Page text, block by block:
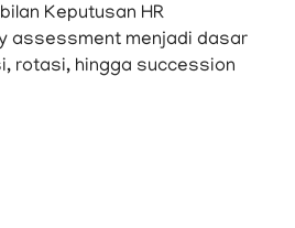
Keputusan HR
assessment menjadi dasar
rotasi, hingga succession